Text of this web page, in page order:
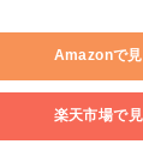
Amazonで
楽天市場で